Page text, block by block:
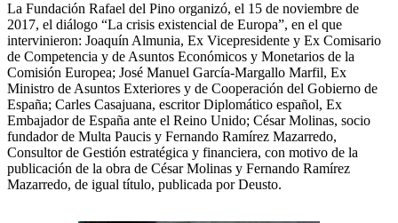
La Fundación Rafael del Pino organizó, el 15 de noviembre de
2017, el diálogo “La crisis existencial de Europa”, en el que
intervinieron: Joaquín Almunia, Ex Vicepresidente y Ex Comisario
de Competencia y de Asuntos Económicos y Monetarios de la
Comisión Europea; José Manuel García-Margallo Marfil, Ex
Ministro de Asuntos Exteriores y de Cooperación del Gobierno de
España; Carles Casajuana, escritor Diplomático español, Ex
Embajador de España ante el Reino Unido; César Molinas, socio
fundador de Multa Paucis y Fernando Ramírez Mazarredo,
Consultor de Gestión estratégica y financiera, con motivo de la
publicación de la obra de César Molinas y Fernando Ramírez
Mazarredo, de igual título, publicada por Deusto.